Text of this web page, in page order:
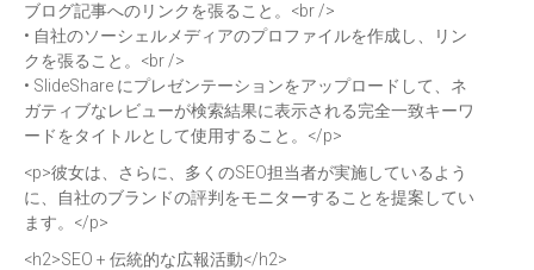
ブログ記事へのリンクを張ること。<br />
• 自社のソーシェルメディアのプロファイルを作成し、リン
クを張ること。<br />
• SlideShare にプレゼンテーションをアップロードして、ネ
ガティブなレビューが検索結果に表示される完全一致キーワ
ードをタイトルとして使用すること。</p>
<p>彼女は、さらに、多くのSEO担当者が実施しているよう
に、自社のブランドの評判をモニターすることを提案してい
ます。</p>
<h2>SEO + 伝統的な広報活動</h2>